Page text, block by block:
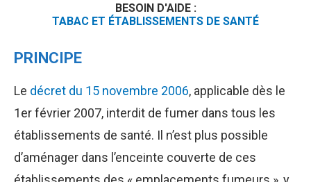
BESOIN D'AIDE :
TABAC ET ÉTABLISSEMENTS DE SANTÉ
PRINCIPE
Le décret du 15 novembre 2006, applicable dès le
1er février 2007, interdit de fumer dans tous les
établissements de santé. Il n’est plus possible
d’aménager dans l’enceinte couverte de ces